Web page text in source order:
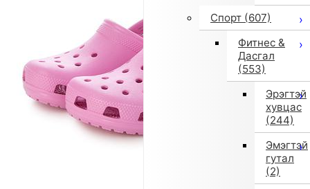
Спорт (607)
Фитнес &
Дасгал
(553)
Эрэгтэй
хувцас
(244)
Эмэгтэй
гутал
(2)